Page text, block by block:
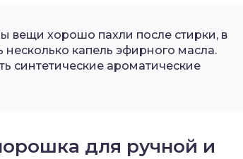
вещи хорошо пахли после стирки, в
капель эфирного масла.
синтетические ароматические
для ручной и